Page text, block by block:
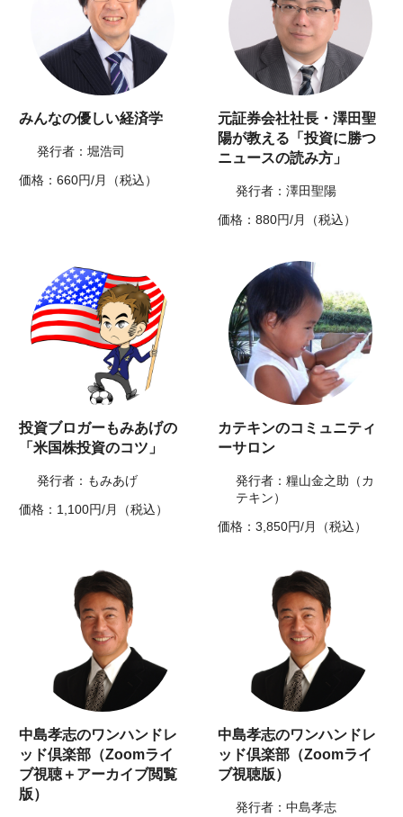
みんなの優しい経済学
発行者：堀浩司
価格：660円/月（税込）
元証券会社社長・澤田聖
陽が教える「投資に勝つ
ニュースの読み方」
発行者：澤田聖陽
価格：880円/月（税込）
投資ブロガーもみあげの
「米国株投資のコツ」
発行者：もみあげ
価格：1,100円/月（税込）
カテキンのコミュニティ
ーサロン
発行者：糧山金之助（カ
テキン）
価格：3,850円/月（税込）
中島孝志のワンハンドレ
ッド倶楽部（Zoomライ
ブ視聴＋アーカイブ閲覧
版）
中島孝志のワンハンドレ
ッド倶楽部（Zoomライ
ブ視聴版）
発行者：中島孝志